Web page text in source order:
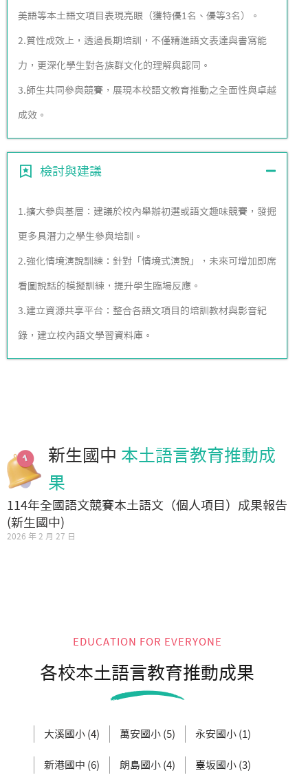
美語等本土語文項目表現亮眼（獲特優1名、優等3名）。
2.質性成效上，透過長期培訓，不僅精進語文表達與書寫能
力，更深化學生對各族群文化的理解與認同。
3.師生共同參與競賽，展現本校語文教育推動之全面性與卓越
成效。
檢討與建議
1.擴大參與基層：建議於校內舉辦初選或語文趣味競賽，發掘
更多具潛力之學生參與培訓。
2.強化情境演說訓練：針對「情境式演說」，未來可增加即席
看圖說話的模擬訓練，提升學生臨場反應。
3.建立資源共享平台：整合各語文項目的培訓教材與影音紀
錄，建立校內語文學習資料庫。
新生國中 本土語言教育推動成
果
114年全國語文競賽本土語文（個人項目）成果報告
(新生國中)
2026 年 2 月 27 日
EDUCATION FOR EVERYONE
各校本土語言教育推動成果
大溪國小 (4) 萬安國小 (5) 永安國小 (1)
新港國中 (6) 朗島國小 (4) 臺坂國小 (3)